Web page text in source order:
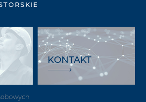
KONTAKT